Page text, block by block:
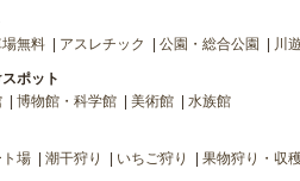
無料 アスレチック 公園・総合公園 川
ポット
博物館・科学館 美術館 水族館
場 潮干狩り いちご狩り 果物狩り・収